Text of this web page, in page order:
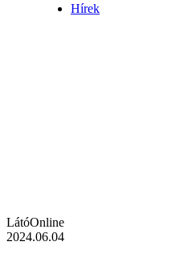
Hírek
LátóOnline
2024.06.04